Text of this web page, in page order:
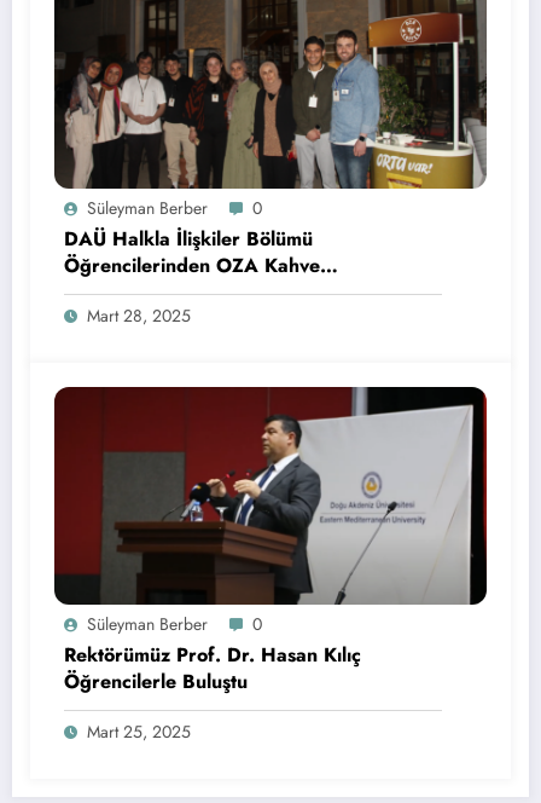
Süleyman Berber 0
DAÜ Halkla İlişkiler Bölümü
Öğrencilerinden OZA Kahve
Sponsorluğunda Lezzetli Bir Etkinlik
Mart 28, 2025
Süleyman Berber 0
Rektörümüz Prof. Dr. Hasan Kılıç
Öğrencilerle Buluştu
Mart 25, 2025